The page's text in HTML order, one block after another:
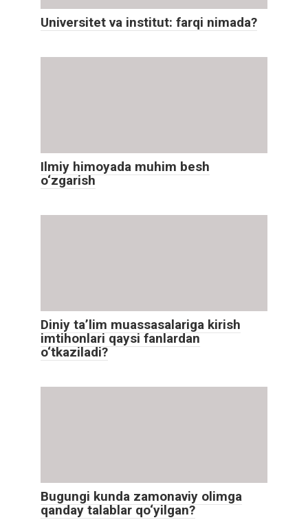
Universitet va institut: farqi nimada?
Ilmiy himoyada muhim besh
o‘zgarish
Diniy ta’lim muassasalariga kirish
imtihonlari qaysi fanlardan
o‘tkaziladi?
Bugungi kunda zamonaviy olimga
qanday talablar qo‘yilgan?